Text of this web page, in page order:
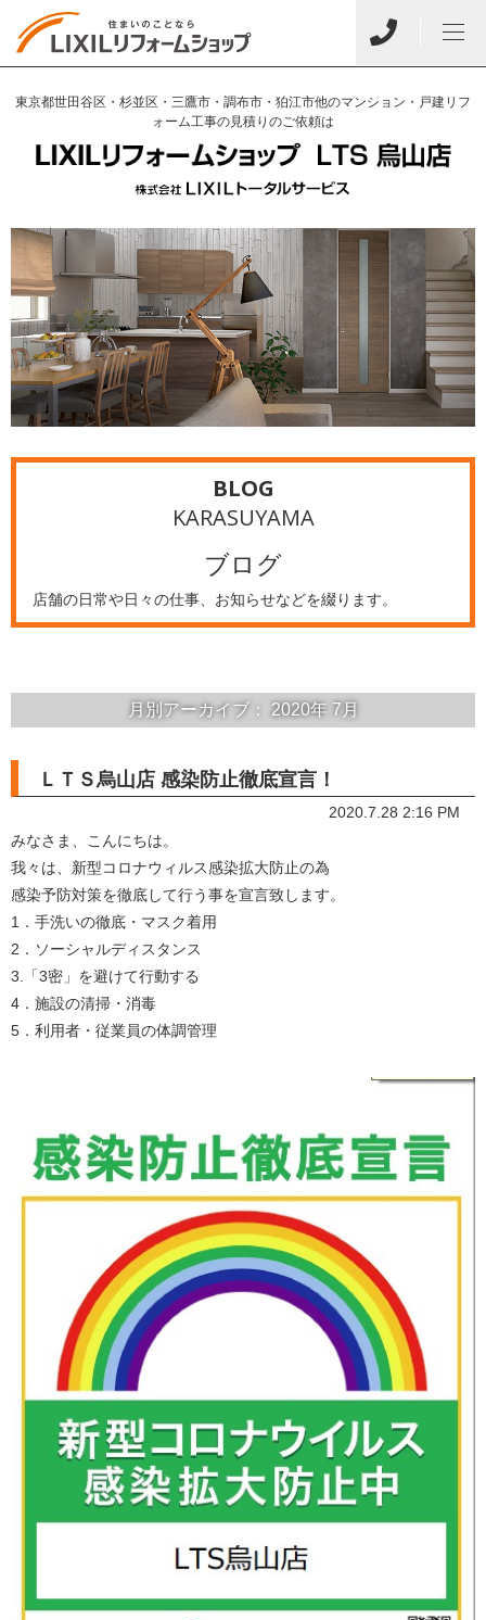
東京都世田谷区・杉並区・三鷹市・調布市・狛江市他のマンション・戸建リフ
ォーム工事の見積りのご依頼は
BLOG
KARASUYAMA
ブログ
店舗の日常や日々の仕事、お知らせなどを綴ります。
月別アーカイブ： 2020年 7月
ＬＴＳ烏山店 感染防止徹底宣言！
2020.7.28 2:16 PM
みなさま、こんにちは。
我々は、新型コロナウィルス感染拡大防止の為
感染予防対策を徹底して行う事を宣言致します。
1．手洗いの徹底・マスク着用
2．ソーシャルディスタンス
3.「3密」を避けて行動する
4．施設の清掃・消毒
5．利用者・従業員の体調管理